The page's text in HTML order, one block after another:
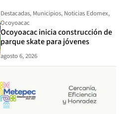
Destacadas, Municipios, Noticias Edomex,
Ocoyoacac
Ocoyoacac inicia construcción de
parque skate para jóvenes
agosto 6, 2026